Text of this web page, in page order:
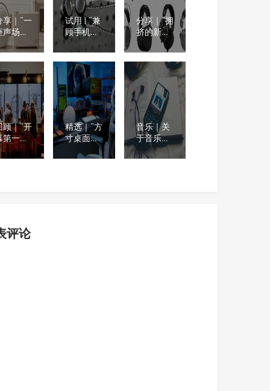
身边
机
享｜“一
声场，
圆
”杰科
获法国
奖
试用 | “兼
顾手机使
用便利性
与舒适音
质”
SIVGA（斯
唯嘉）
M260平头
耳塞
分享｜“拥
挤的新品
发布会之
后” 2026
年至今最
值得期待
的8款耳
机产品
顾｜“开
第一天
义非凡”
届
精选｜“方
寸桌面，
伴”桌搭好
音乐｜关
于音乐的
10个有趣
事实，既
评论